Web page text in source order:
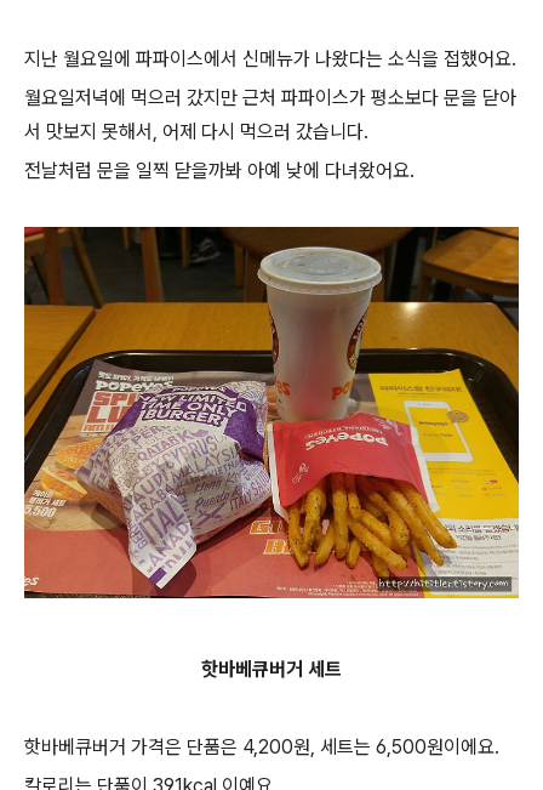
지난 월요일에 파파이스에서 신메뉴가 나왔다는 소식을 접했어요.
월요일저녁에 먹으러 갔지만 근처 파파이스가 평소보다 문을 닫아
서 맛보지 못해서, 어제 다시 먹으러 갔습니다.
전날처럼 문을 일찍 닫을까봐 아예 낮에 다녀왔어요.
핫바베큐버거 세트
핫바베큐버거 가격은 단품은 4,200원, 세트는 6,500원이에요.